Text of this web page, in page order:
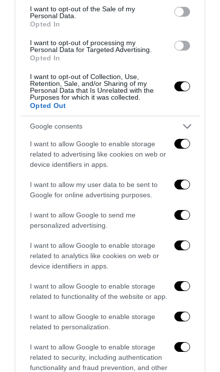
consent section.
I want to opt-out of the Sale of my
Personal Data.
Opted In
I want to opt-out of processing my
Personal Data for Targeted Advertising.
Opted In
I want to opt-out of Collection, Use,
Retention, Sale, and/or Sharing of my
Personal Data that Is Unrelated with the
Purposes for which it was collected.
Opted Out
Google consents
I want to allow Google to enable storage
related to advertising like cookies on web or
device identifiers in apps.
I want to allow my user data to be sent to
Google for online advertising purposes.
I want to allow Google to send me
personalized advertising.
I want to allow Google to enable storage
related to analytics like cookies on web or
device identifiers in apps.
I want to allow Google to enable storage
related to functionality of the website or app.
I want to allow Google to enable storage
related to personalization.
I want to allow Google to enable storage
related to security, including authentication
functionality and fraud prevention, and other
Valutazione valore Rolex
Finestre in PVC con isolamento acustico